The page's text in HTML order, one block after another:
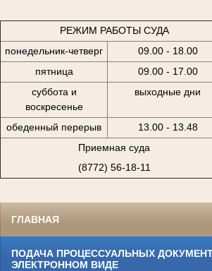
РЕЖИМ РАБОТЫ СУДА
понедельник-четверг
09.00 - 18.00
пятница
09.00 - 17.00
суббота и
воскресенье
выходные дни
обеденный перерыв
13.00 - 13.48
Приемная суда
(8772) 56-18-11
ГЛАВНАЯ
ПОДАЧА ПРОЦЕССУАЛЬНЫХ
ЭЛЕКТРОННОМ ВИДЕ